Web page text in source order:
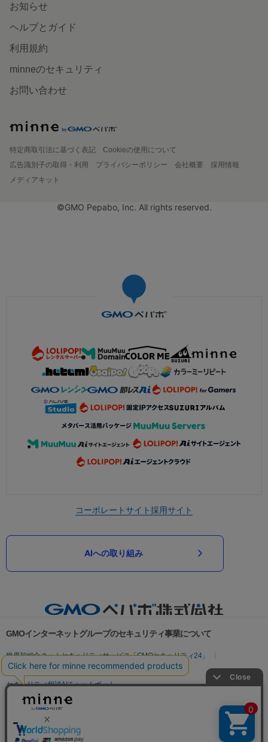
お知らせ
ヘルプとガイド
利用規約
minneのセキュリティ
お問い合わせ
特定商取引法に基づく表記
Cookieの使用について
広告識別子の取得・利用
プライバシーポリシー 会社概要
採用情報
メディアキット
©GMO Pepabo, Inc. All rights reserved.
コーポレートサイト採用サイト
AIへの取り組み
GMOインターネットグループのセキュリティ事業について
世界初総合ネットセキュリティサービス「GMOセキュリティ24」
パスワード漏洩診断
Webサイトリスク診断
セキュリティ相談AIチャットボット
実在証明・盗聴対策
サイバー攻撃対策（GMO Flatt Security）